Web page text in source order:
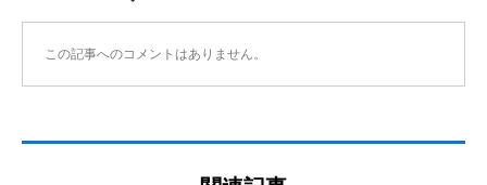
この記事へのコメントはありません。